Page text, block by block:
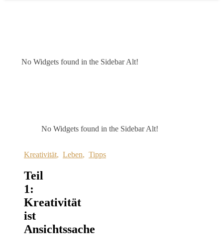
No Widgets found in the Sidebar Alt!
No Widgets found in the Sidebar Alt!
Kreativität, Leben, Tipps
Teil
1:
Kreativität
ist
Ansichtssache